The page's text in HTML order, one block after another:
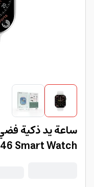
46 Smart Watch